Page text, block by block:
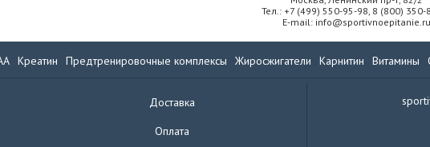
Тел.: +7 (499) 550-95-98, 8 (800) 350-
E-mail: info@sportivnoepitanie.ru
Креатин Предтренировочные комплексы Жиросжигатели Карнитин Витамины
Доставка
Оплата